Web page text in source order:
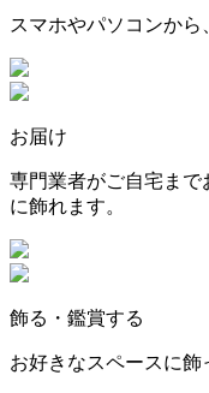
スマホやパソコンから
お届け
専門業者がご自宅ま
に飾れます。
飾る・鑑賞する
お好きなスペースに飾